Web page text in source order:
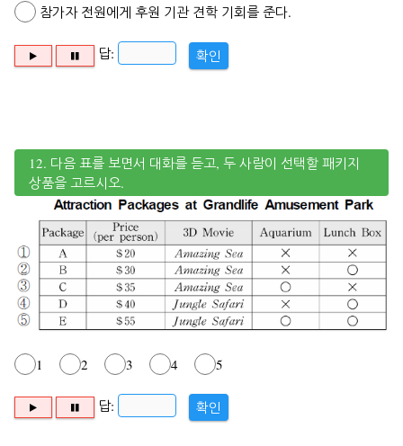
참가자 전원에게 후원 기관 견학 기회를 준다.
답: 확인
12. 다음 표를 보면서 대화를 듣고, 두 사람이 선택할 패키지
상품을 고르시오.
1 2 3 4 5
답: 확인